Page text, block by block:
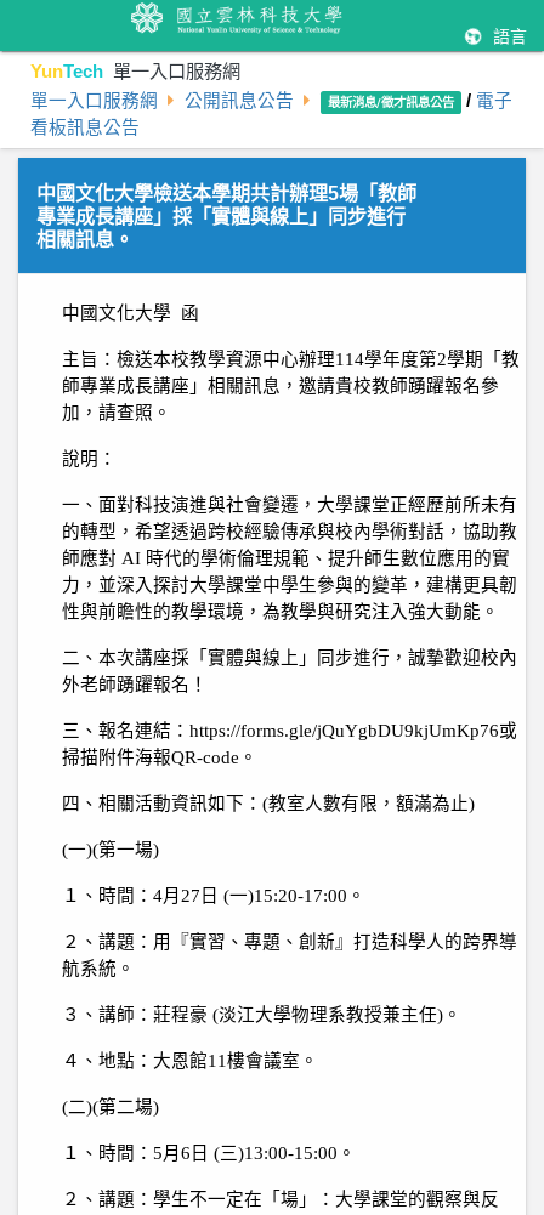
語言
YunTech 單一入口服務網
單一入口服務網 公開訊息公告 最新消息/徵才訊息公告 / 電子
看板訊息公告
中國文化大學檢送本學期共計辦理5場「教師
專業成長講座」採「實體與線上」同步進行
相關訊息。
中國文化大學 函
主旨：檢送本校教學資源中心辦理114學年度第2學期「教
師專業成長講座」相關訊息，邀請貴校教師踴躍報名參
加，請查照。
說明：
一、面對科技演進與社會變遷，大學課堂正經歷前所未有
的轉型，希望透過跨校經驗傳承與校內學術對話，協助教
師應對 AI 時代的學術倫理規範、提升師生數位應用的實
力，並深入探討大學課堂中學生參與的變革，建構更具韌
性與前瞻性的教學環境，為教學與研究注入強大動能。
二、本次講座採「實體與線上」同步進行，誠摯歡迎校內
外老師踴躍報名！
三、報名連結： https://forms.gle/jQuYgbDU9kjUmKp76或
掃描附件海報QR-code 。
四、相關活動資訊如下： (教室人數有限，額滿為止)
(一)(第一場)
１、時間： 4月 27 日 (一)15:20-17:00 。
２、講題：用『實習、專題、創新』打造科學人的跨界導
航系統。
３、講師：莊程豪 (淡江大學物理系教授兼主任) 。
４、地點：大恩館11樓會議室。
(二)(第二場)
１、時間： 5月 6 日 (三)13:00-15:00 。
２、講題：學生不一定在「場」：大學課堂的觀察與反